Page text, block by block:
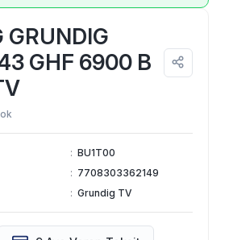
GRUNDIG
GHF 6900 B
: BU1T00
: 7708303362149
: Grundig TV